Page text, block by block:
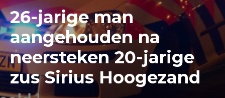
26-jarige man
aangehouden na
neersteken 20-jarige
zus Sirius Hoogezand